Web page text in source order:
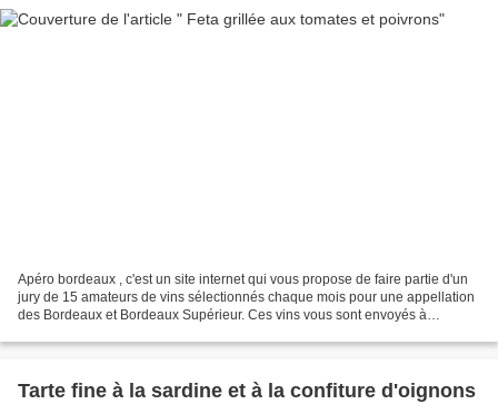
Apéro bordeaux , c'est un site internet qui vous propose de faire partie d'un
jury de 15 amateurs de vins sélectionnés chaque mois pour une appellation
des Bordeaux et Bordeaux Supérieur. Ces vins vous sont envoyés à
Tarte fine à la sardine et à la confiture d'oignons